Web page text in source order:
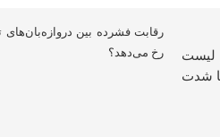
رقابت فشرده بین
رخ می‌دهد؟